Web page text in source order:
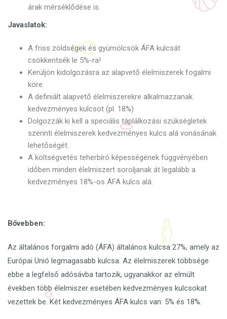
árak mérséklődése is.
Javaslatok:
A friss zöldségek és gyümölcsök ÁFA kulcsát
csökkentsék le 5%-ra!
Kerüljön kidolgozásra az alapvető élelmiszerek fogalmi
köre.
A definiált alapvető élelmiszerekre alkalmazzanak
kedvezményes kulcsot (pl. 18%)
Dolgozzák ki kell a speciális táplálkozási szükségletek
szerinti élelmiszerek kedvezményes kulcs alá vonásának
lehetőségét.
A költségvetés teherbíró képességének függvényében
időben minden élelmiszert soroljanak át legalább a
kedvezményes 18%-os ÁFA kulcs alá.
Bővebben:
Az általános forgalmi adó (ÁFA) általános kulcsa 27%, amely az
Európai Unió legmagasabb kulcsa. Az élelmiszerek többsége
ebbe a legfelső adósávba tartozik, ugyanakkor az elmúlt
években több élelmiszer esetében kedvezményes kulcsokat
vezettek be. Két kedvezményes ÁFA kulcs van: 5% és 18%.